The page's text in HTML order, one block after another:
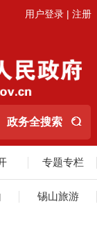
用户登录 | 注册
专题专栏
锡山旅游